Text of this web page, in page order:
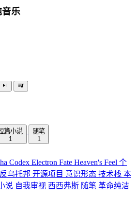
乐
篇小说
1
随笔
1
Codex Electron Fate Heaven's Feel 个
反乌托邦 开源项目 意识形态 技术栈 本
说 自我审视 西西弗斯 随笔 革命纯洁